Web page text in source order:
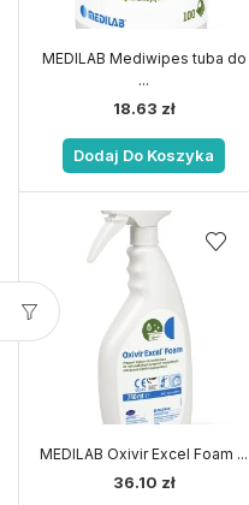
MEDILAB Mediwipes tuba do
...
18.63 zł
Dodaj Do Koszyka
MEDILAB Oxivir Excel Foam ...
36.10 zł